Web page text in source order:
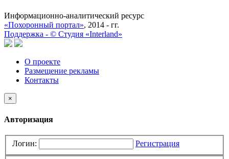
Информационно-аналитический ресурс
«Похоронный портал», 2014 - гг.
Поддержка - © Cтудия «Interland»
О проекте
Размещение рекламы
Контакты
×
Авторизация
Логин: Регистрация